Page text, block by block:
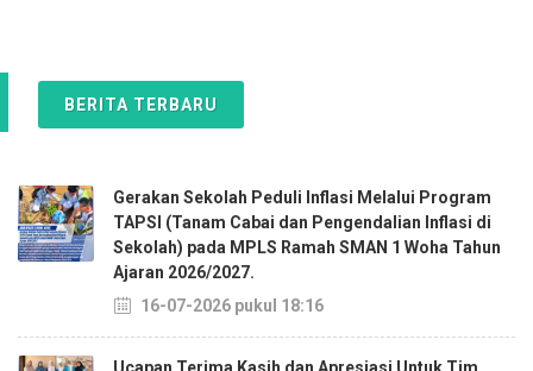
BERITA TERBARU
Gerakan Sekolah Peduli Inflasi Melalui Program
TAPSI (Tanam Cabai dan Pengendalian Inflasi di
Sekolah) pada MPLS Ramah SMAN 1 Woha Tahun
Ajaran 2026/2027.
16-07-2026 pukul 18:16